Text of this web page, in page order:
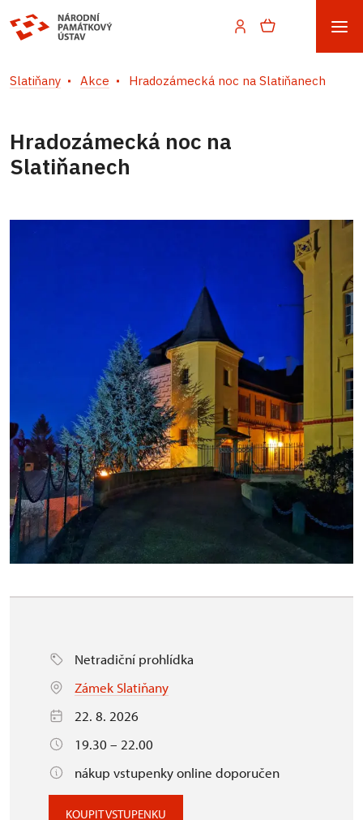
Slatiňany Akce Hradozámecká noc na Slatiňanech
Hradozámecká noc na
Slatiňanech
Netradiční prohlídka
Zámek Slatiňany
22. 8. 2026
19.30 – 22.00
nákup vstupenky online doporučen
KOUPIT VSTUPENKU